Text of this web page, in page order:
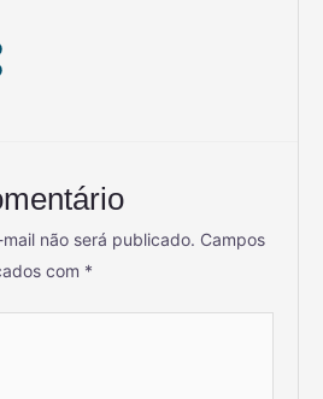
não será publicado. Campos
com *